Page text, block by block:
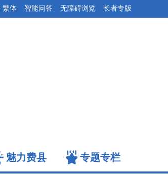
智能问答 无障碍浏览 长者专版
繁体
魅力费县 专题专栏